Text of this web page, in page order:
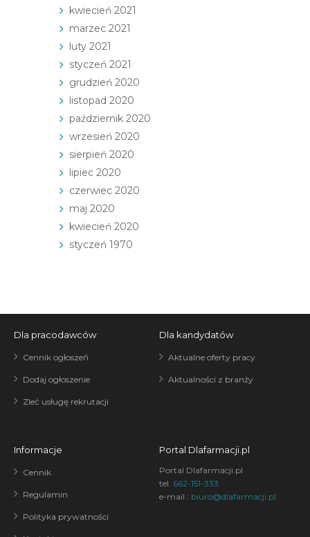
kwiecień 2021
marzec 2021
luty 2021
styczeń 2021
grudzień 2020
listopad 2020
październik 2020
wrzesień 2020
sierpień 2020
lipiec 2020
czerwiec 2020
maj 2020
kwiecień 2020
styczeń 1970
Dla pracodawców
Cennik ogłoszeń
Dodaj ogłoszenie
Zleć usługę rekrutacji
Dla kandydatów
Aktualne oferty pracy
Aktualności z branży
Informacje
Cennik
Regulamin
Polityka prywatności
Portal Dlafarmacji.pl
Portal Dlafarmacji.pl
tel. 662-151-333
e-mail : biuro@dlafarmacji.pl